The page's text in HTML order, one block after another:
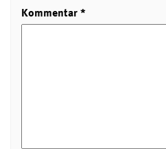
Kommentar*